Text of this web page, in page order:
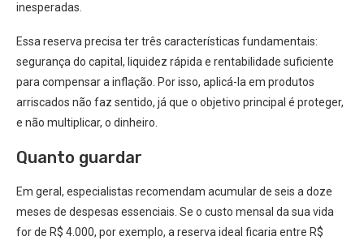
inesperadas.
Essa reserva precisa ter três características fundamentais:
segurança do capital, liquidez rápida e rentabilidade suficiente
para compensar a inflação. Por isso, aplicá-la em produtos
arriscados não faz sentido, já que o objetivo principal é proteger,
e não multiplicar, o dinheiro.
Quanto guardar
Em geral, especialistas recomendam acumular de seis a doze
meses de despesas essenciais. Se o custo mensal da sua vida
for de R$ 4.000, por exemplo, a reserva ideal ficaria entre R$